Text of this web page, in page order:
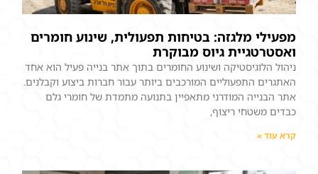
מפעילי מלגזה: בטיחות תפעולית, שינוע חומרים
ואסטרטגיית גיוס מבוקרת
ניהול הלוגיסטיקה ושינוע החומרים בתוך אתר בנייה פעיל הוא אחד
האתגרים התפעוליים המורכבים ביותר עבור חברות ביצוע וקבלנים.
אתר הבנייה המודרני מתאפיין בתנועה מתמדת של חומרי גלם
כבדים משטחי ריצוף,
קרא עוד »